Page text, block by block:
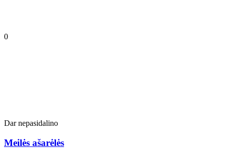
0
Dar nepasidalino
Meilės ašarėlės